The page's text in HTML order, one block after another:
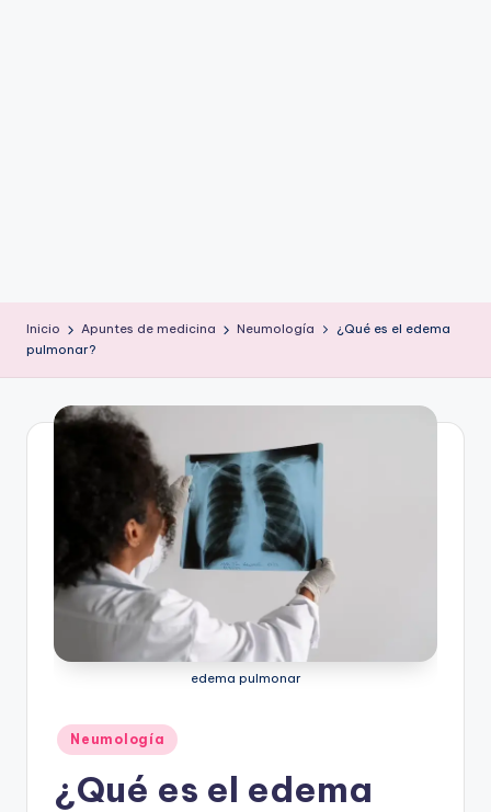
Inicio Apuntes de medicina Neumología
¿Qué es el edema
pulmonar?
edema pulmonar
Publicado
en
Neumología
¿Qué es el edema